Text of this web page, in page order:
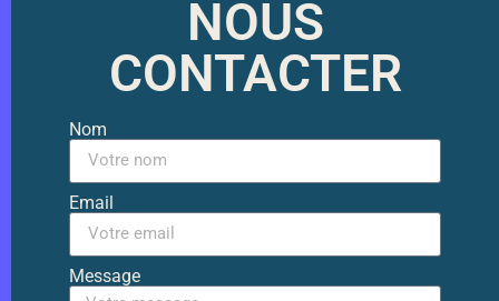
NOUS
CONTACTER
Nom
Email
Message